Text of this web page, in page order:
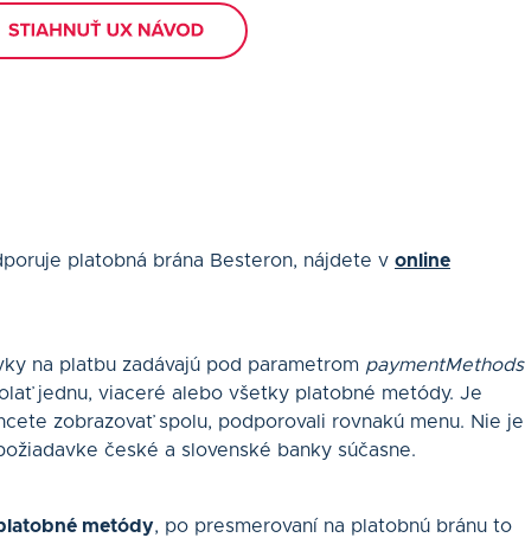
platobná brána Besteron, nájdete v online
na platbu zadávajú pod parametrom paymentMethods
jednu, viaceré alebo všetky platobné metódy. Je
zobrazovať spolu, podporovali rovnakú menu. Nie je
české a slovenské banky súčasne.
metódy, po presmerovaní na platobnú bránu to